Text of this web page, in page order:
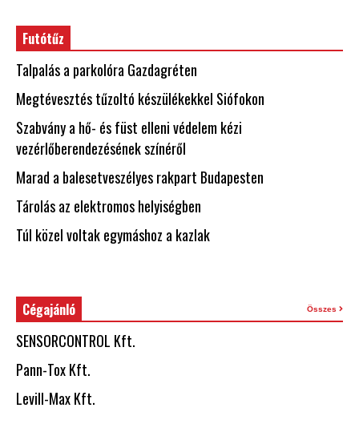
Futótűz
Talpalás a parkolóra Gazdagréten
Megtévesztés tűzoltó készülékekkel Siófokon
Szabvány a hő- és füst elleni védelem kézi
vezérlőberendezésének színéről
Marad a balesetveszélyes rakpart Budapesten
Tárolás az elektromos helyiségben
Túl közel voltak egymáshoz a kazlak
Cégajánló Összes
SENSORCONTROL Kft.
Pann-Tox Kft.
Levill-Max Kft.